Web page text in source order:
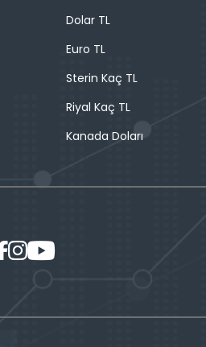
Dolar TL
Euro TL
Sterin Kaç TL
Riyal Kaç TL
Kanada Doları